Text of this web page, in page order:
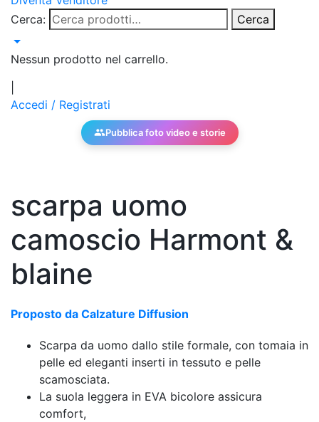
Cerca:
Cerca
Nessun prodotto nel carrello.
Accedi / Registrati
Pubblica foto video e storie
scarpa uomo
camoscio Harmont &
blaine
Proposto da Calzature Diffusion
Scarpa da uomo dallo stile formale, con tomaia in
pelle ed eleganti inserti in tessuto e pelle
scamosciata.
La suola leggera in EVA bicolore assicura
comfort,